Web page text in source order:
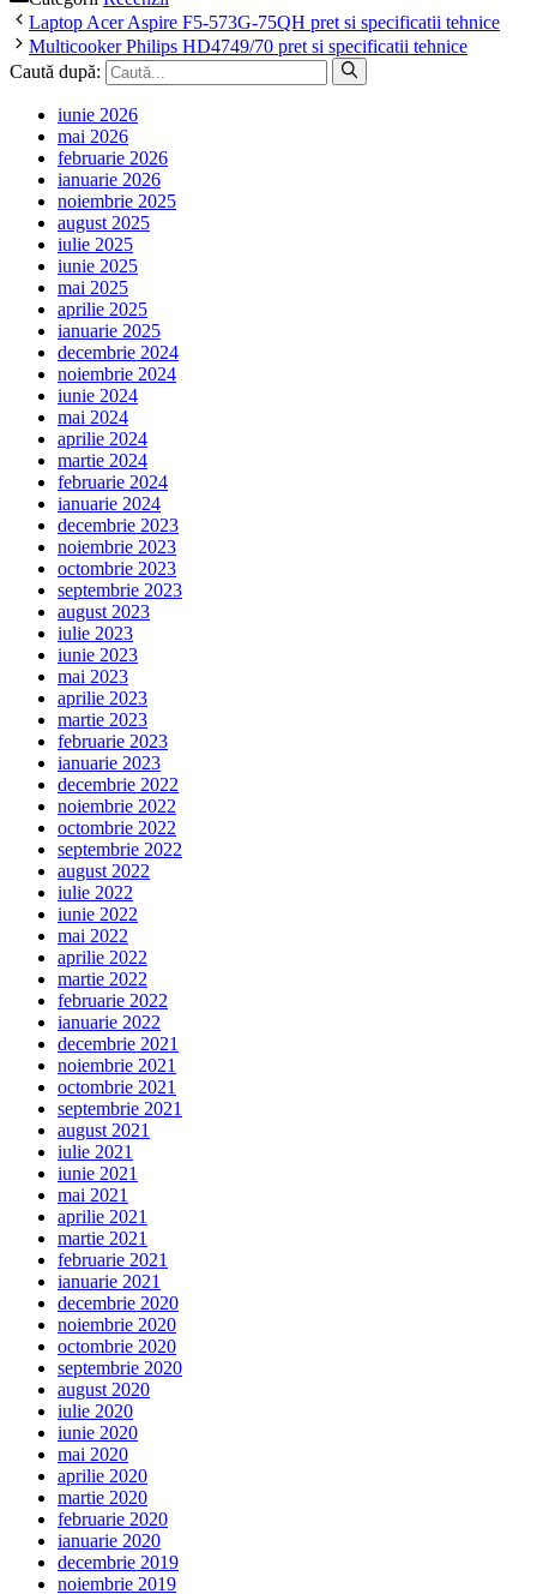
Laptop Acer Aspire F5-573G-75QH pret si specificatii tehnice
Multicooker Philips HD4749/70 pret si specificatii tehnice
Caută după:
iunie 2026
mai 2026
februarie 2026
ianuarie 2026
noiembrie 2025
august 2025
iulie 2025
iunie 2025
mai 2025
aprilie 2025
ianuarie 2025
decembrie 2024
noiembrie 2024
iunie 2024
mai 2024
aprilie 2024
martie 2024
februarie 2024
ianuarie 2024
decembrie 2023
noiembrie 2023
octombrie 2023
septembrie 2023
august 2023
iulie 2023
iunie 2023
mai 2023
aprilie 2023
martie 2023
februarie 2023
ianuarie 2023
decembrie 2022
noiembrie 2022
octombrie 2022
septembrie 2022
august 2022
iulie 2022
iunie 2022
mai 2022
aprilie 2022
martie 2022
februarie 2022
ianuarie 2022
decembrie 2021
noiembrie 2021
octombrie 2021
septembrie 2021
august 2021
iulie 2021
iunie 2021
mai 2021
aprilie 2021
martie 2021
februarie 2021
ianuarie 2021
decembrie 2020
noiembrie 2020
octombrie 2020
septembrie 2020
august 2020
iulie 2020
iunie 2020
mai 2020
aprilie 2020
martie 2020
februarie 2020
ianuarie 2020
decembrie 2019
noiembrie 2019